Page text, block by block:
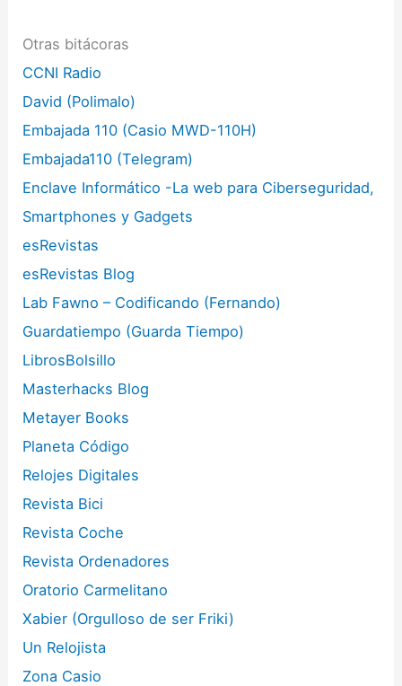
Otras bitácoras
CCNI Radio
David (Polimalo)
Embajada 110 (Casio MWD-110H)
Embajada110 (Telegram)
Enclave Informático -La web para Ciberseguridad,
Smartphones y Gadgets
esRevistas
esRevistas Blog
Lab Fawno – Codificando (Fernando)
Guardatiempo (Guarda Tiempo)
LibrosBolsillo
Masterhacks Blog
Metayer Books
Planeta Código
Relojes Digitales
Revista Bici
Revista Coche
Revista Ordenadores
Oratorio Carmelitano
Xabier (Orgulloso de ser Friki)
Un Relojista
Zona Casio